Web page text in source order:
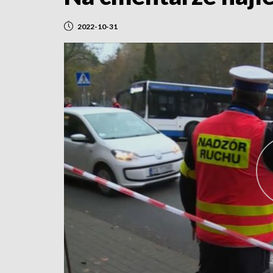
2022-10-31